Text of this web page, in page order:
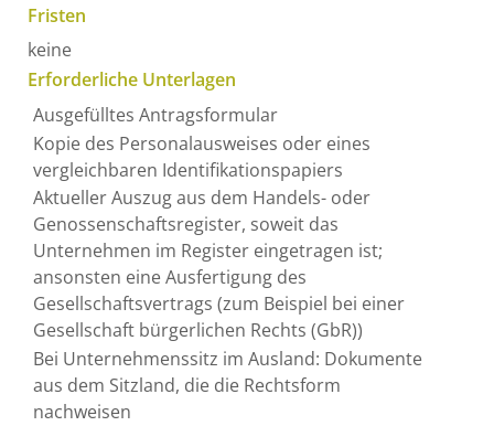
Fristen
keine
Erforderliche Unterlagen
Ausgefülltes Antragsformular
Kopie des Personalausweises oder eines
vergleichbaren Identifikationspapiers
Aktueller Auszug aus dem Handels- oder
Genossenschaftsregister, soweit das
Unternehmen im Register eingetragen ist;
ansonsten eine Ausfertigung des
Gesellschaftsvertrags (zum Beispiel bei einer
Gesellschaft bürgerlichen Rechts (GbR))
Bei Unternehmenssitz im Ausland: Dokumente
aus dem Sitzland, die die Rechtsform
nachweisen